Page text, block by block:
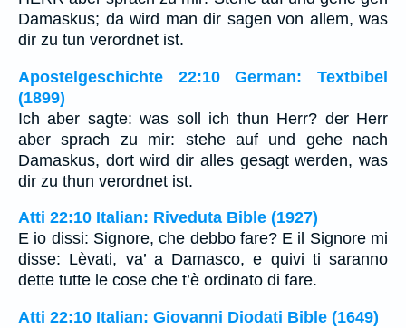
Damaskus; da wird man dir sagen von allem, was
dir zu tun verordnet ist.
Apostelgeschichte 22:10 German: Textbibel
(1899)
Ich aber sagte: was soll ich thun Herr? der Herr
aber sprach zu mir: stehe auf und gehe nach
Damaskus, dort wird dir alles gesagt werden, was
dir zu thun verordnet ist.
Atti 22:10 Italian: Riveduta Bible (1927)
E io dissi: Signore, che debbo fare? E il Signore mi
disse: Lèvati, va’ a Damasco, e quivi ti saranno
dette tutte le cose che t’è ordinato di fare.
Atti 22:10 Italian: Giovanni Diodati Bible (1649)